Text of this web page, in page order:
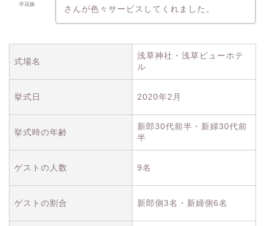
卒花嫁
さんが色々サービスしてくれました。
式場名
浅草神社・浅草ビューホテ
ル
挙式日 2020年2月
挙式時の年齢
新郎30代前半・新婦30代前
半
ゲストの人数 9名
ゲストの割合 新郎側3名・新婦側6名